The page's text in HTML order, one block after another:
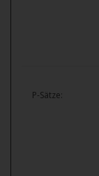
P-Sätze: